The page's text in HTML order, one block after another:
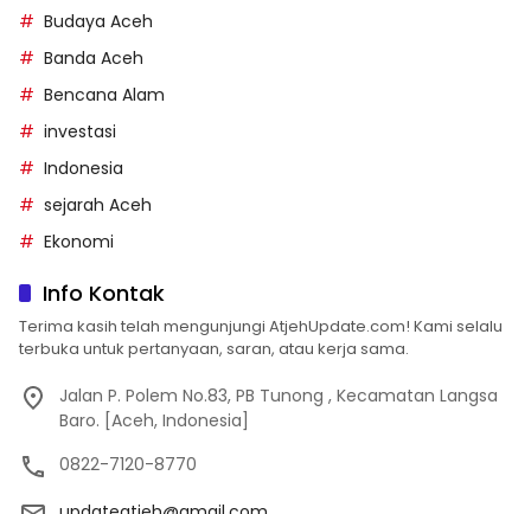
Budaya Aceh
Banda Aceh
Bencana Alam
investasi
Indonesia
sejarah Aceh
Ekonomi
Info Kontak
Terima kasih telah mengunjungi AtjehUpdate.com! Kami selalu
terbuka untuk pertanyaan, saran, atau kerja sama.
Jalan P. Polem No.83, PB Tunong , Kecamatan Langsa
Baro. [Aceh, Indonesia]
0822-7120-8770